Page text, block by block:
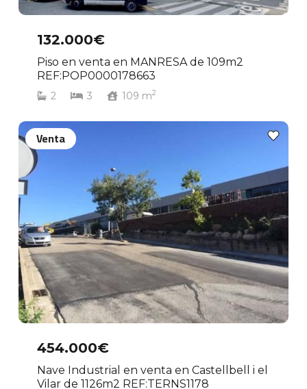
132.000€
Piso en venta en MANRESA de 109m2
REF:POP0000178663
2 3 109 m2
454.000€
Nave Industrial en venta en Castellbell i el
Vilar de 1126m2 REF:TERNS1178
Venta